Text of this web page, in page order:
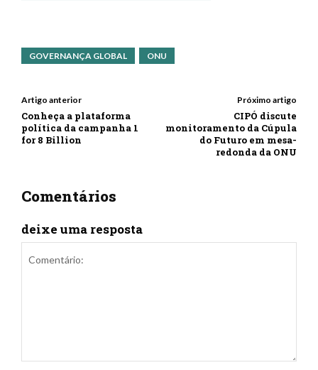
GOVERNANÇA GLOBAL ONU
Artigo anterior
Conheça a plataforma
política da campanha 1
for 8 Billion
Próximo artigo
CIPÓ discute
monitoramento da Cúpula
do Futuro em mesa-
redonda da ONU
Comentários
deixe uma resposta